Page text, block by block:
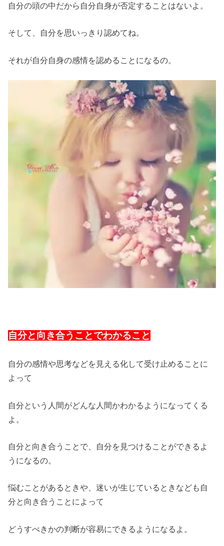
自分の頭の中だから自分自身が否定することはないよ。
そして、自分を思いっきり認めてね。
それが自分自身の感情を認めることになるの。
自分と向き合うことでわかること
自分の感情や思考などを見える化して受け止めることに
よって
自分という人間がどんな人間かわかるようになってくる
よ。
自分と向き合うことで、自分を見つけることができるよ
うになるの。
悩むことがあるときや、迷いが生じているときなども自
分と向き合うことによって
どうすべきかの判断が容易にできるようになるよ。